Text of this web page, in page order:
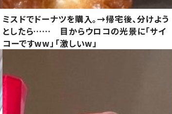
ミスドでドーナツを購入。→帰宅後、分けよう
としたら…… 目からウロコの光景に「サイ
コーですww」「激しいw」